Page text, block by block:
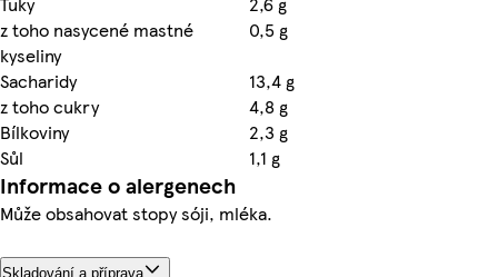
z toho nasycené mastné
kyseliny
0,5 g
Sacharidy
13,4 g
z toho cukry
4,8 g
Bílkoviny
2,3 g
Sůl
1,1 g
Informace o alergenech
Může obsahovat stopy sóji, mléka.
Skladování a příprava